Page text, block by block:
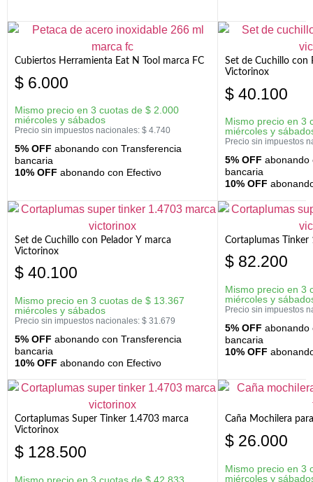
Cubiertos Herramienta Eat N Tool marca FC
$ 6.000
Mismo precio en 3 cuotas de $ 2.000
miércoles y sábados
Precio sin impuestos nacionales: $ 4.740
5% OFF abonando con Transferencia
bancaria
10% OFF abonando con Efectivo
Set de Cuchillo con
Victorinox
$ 40.100
Mismo precio en 3
miércoles y
Precio sin impuestos
5% OFF abonando
bancaria
10% OFF
Set de Cuchillo con Pelador Y marca
Victorinox
$ 40.100
Mismo precio en 3 cuotas de $ 13.367
miércoles y sábados
Precio sin impuestos nacionales: $ 31.679
5% OFF abonando con Transferencia
bancaria
10% OFF abonando con Efectivo
Cortaplumas
$ 82.200
Mismo precio en 3
miércoles y
Precio sin impuestos
5% OFF abonando
bancaria
10% OFF
Cortaplumas Super Tinker 1.4703 marca
Victorinox
$ 128.500
Mismo precio en 3 cuotas de $ 42.833
Caña Mochilera
$ 26.000
Mismo precio en 3
miércoles y